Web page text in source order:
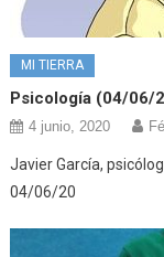
MI TIERRA
Psicología (04/06/
4 junio, 2020
Javier García,
04/06/20